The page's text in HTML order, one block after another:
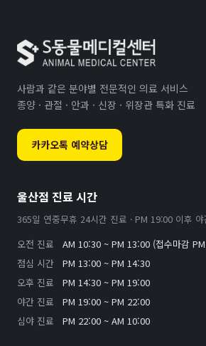
사람과 같은 분야별 전문적인 의료 서비스
종양 · 관절 · 안과 · 신장 · 위장관 특화 진료
카카오톡 예약상담
울산점 진료 시간
365일 연중무휴 24시간 진료 · PM 19:00 이후
오전 진료
AM 10:30 ~ PM 13:00 (접수마감
점심 시간
PM 13:00 ~ PM 14:30
오후 진료
PM 14:30 ~ PM 19:00
야간 진료
PM 19:00 ~ PM 22:00
심야 진료
PM 22:00 ~ AM 10:00